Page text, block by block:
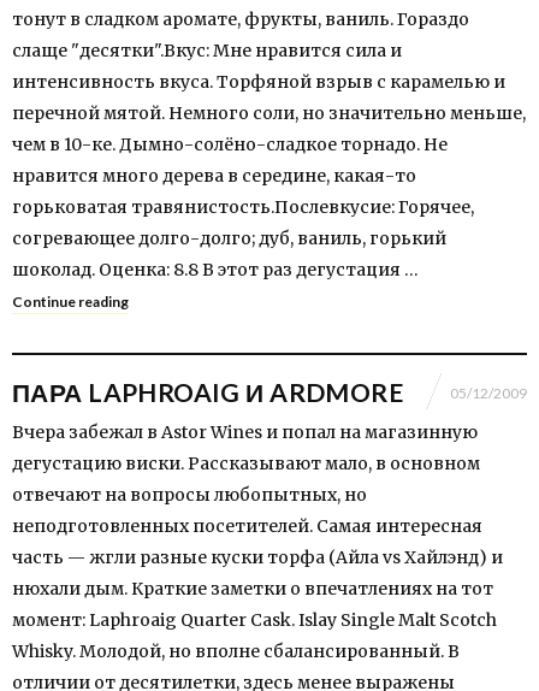
тонут в сладком аромате, фрукты, ваниль. Гораздо
слаще "десятки".Вкус: Мне нравится сила и
интенсивность вкуса. Торфяной взрыв с карамелью и
перечной мятой. Немного соли, но значительно меньше,
чем в 10-ке. Дымно-солёно-сладкое торнадо. Не
нравится много дерева в середине, какая-то
горьковатая травянистость.Послевкусие: Горячее,
согревающее долго-долго; дуб, ваниль, горький
шоколад. Оценка: 8.8 В этот раз дегустация …
Continue reading
ПАРА LAPHROAIG И ARDMORE 05/12/2009
Вчера забежал в Astor Wines и попал на магазинную
дегустацию виски. Рассказывают мало, в основном
отвечают на вопросы любопытных, но
неподготовленных посетителей. Самая интересная
часть — жгли разные куски торфа (Айла vs Хайлэнд) и
нюхали дым. Краткие заметки о впечатлениях на тот
момент: Laphroaig Quarter Cask. Islay Single Malt Scotch
Whisky. Молодой, но вполне сбалансированный. В
отличии от десятилетки, здесь менее выражены